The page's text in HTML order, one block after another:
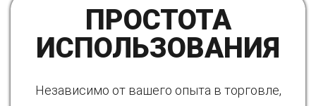
ПРОСТОТА
ИСПОЛЬЗОВАНИЯ
Независимо от вашего опыта в торговле,